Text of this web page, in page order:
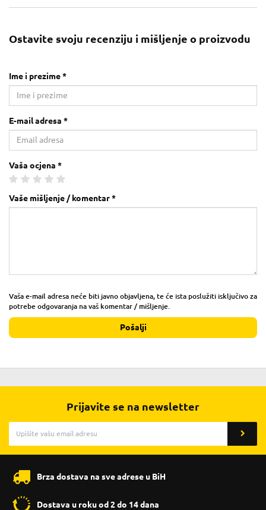
Ostavite svoju recenziju i mišljenje o proizvodu
Ime i prezime *
E-mail adresa *
Vaša ocjena *
Vaše mišljenje / komentar *
Vaša e-mail adresa neće biti javno objavljena, te će ista poslužiti isključivo za
potrebe odgovaranja na vaš komentar / mišljenje.
Pošalji
Prijavite se na newsletter
Brza dostava na sve adrese u BiH
Dostava u roku od 2 do 14 dana